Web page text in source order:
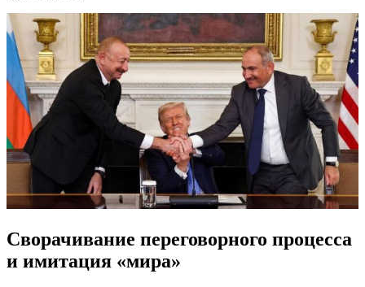
Сворачивание переговорного процесса
и имитация «мира»